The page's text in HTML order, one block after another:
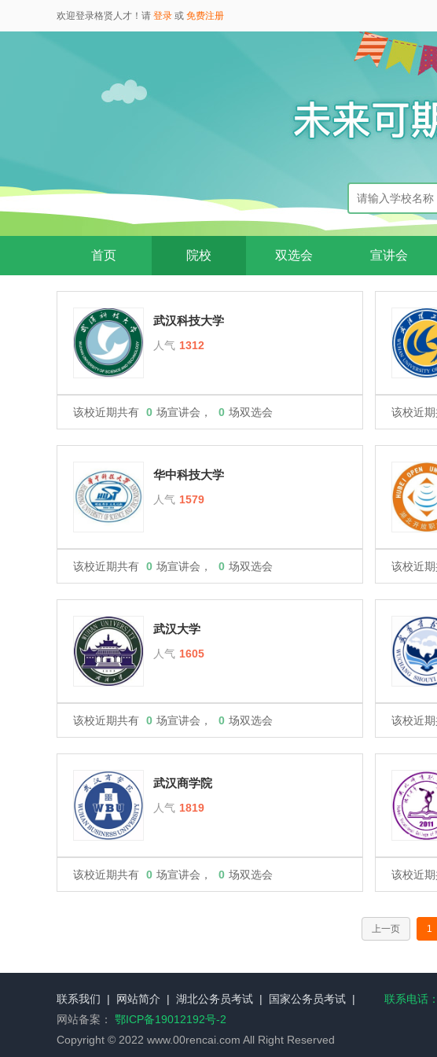
欢迎登录格贤人才！请 登录 或 免费注册
首页 院校 双选会 宣讲会
武汉科技大学
人气 1312
该校近期共有 0 场宣讲会， 0 场双选会 该校近
华中科技大学
人气 1579
该校近期共有 0 场宣讲会， 0 场双选会 该校近
武汉大学
人气 1605
该校近期共有 0 场宣讲会， 0 场双选会 该校近
武汉商学院
人气 1819
该校近期共有 0 场宣讲会， 0 场双选会 该校近
上一页 1
联系我们 | 网站简介 | 湖北公务员考试 | 国家公务员考试 |
联系电话
网站备案： 鄂ICP备19012192号-2
Copyright © 2022 www.00rencai.com All Right Reserved